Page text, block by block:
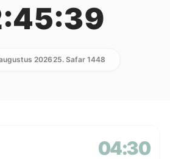
202625. Safar 1448
04:30